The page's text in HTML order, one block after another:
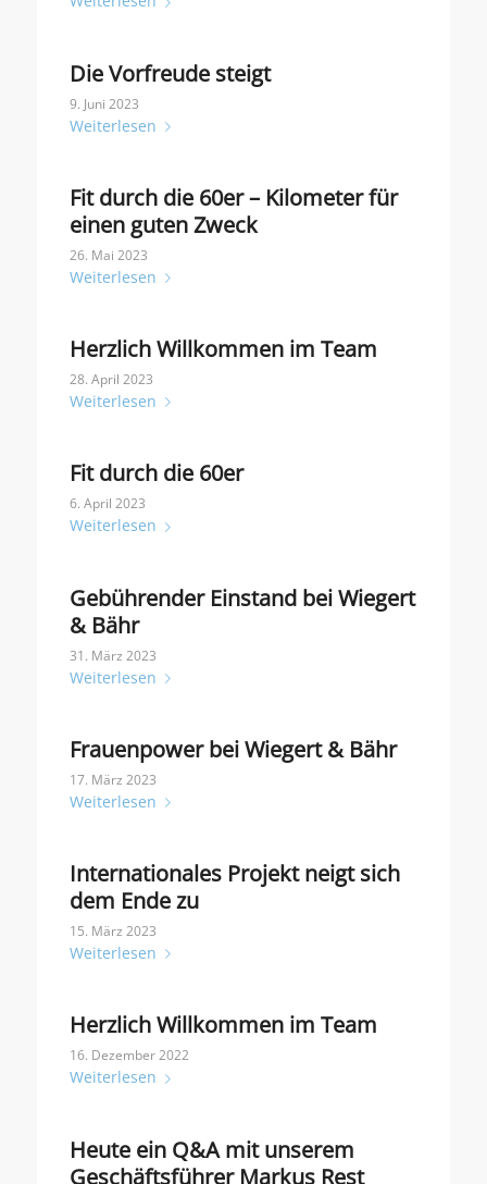
Die Vorfreude steigt
9. Juni 2023
Weiterlesen
Fit durch die 60er – Kilometer für
einen guten Zweck
26. Mai 2023
Weiterlesen
Herzlich Willkommen im Team
28. April 2023
Weiterlesen
Fit durch die 60er
6. April 2023
Weiterlesen
Gebührender Einstand bei Wiegert
& Bähr
31. März 2023
Weiterlesen
Frauenpower bei Wiegert & Bähr
17. März 2023
Weiterlesen
Internationales Projekt neigt sich
dem Ende zu
15. März 2023
Weiterlesen
Herzlich Willkommen im Team
16. Dezember 2022
Weiterlesen
Heute ein Q&A mit unserem
Geschäftsführer Markus Rest